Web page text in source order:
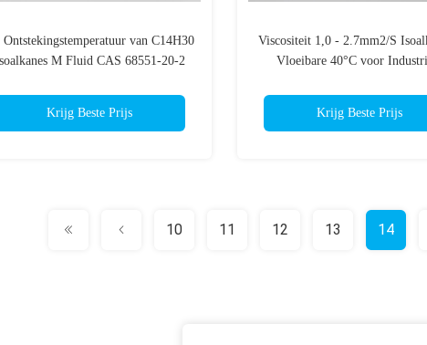
Ontstekingstemperatuur van C14H30
M Fluid CAS 68551-20-2
Krijg Beste Prijs
Viscositeit 1,0 - 2.7mm2/S
Vloeibare 40°C voor
Krijg Beste Prijs
10 11 12 13 14